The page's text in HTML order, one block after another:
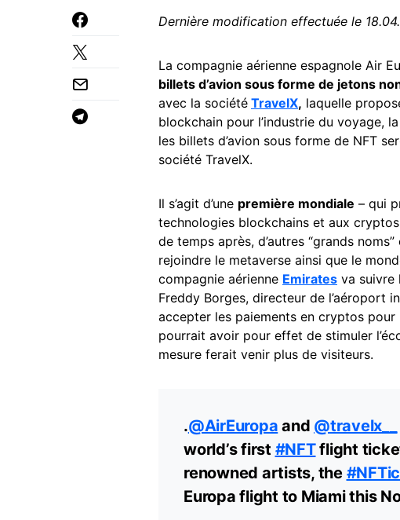
Dernière modification effectuée le
La compagnie aérienne espagnole Air
billets d’avion sous forme de jetons
avec la société TravelX, laquelle
blockchain pour l’industrie du voyage,
les billets d’avion sous forme de NFT
société TravelX.
Il s’agit d’une première mondiale – qui
technologies blockchains et aux
de temps après, d’autres “grands
rejoindre le metaverse ainsi que le
compagnie aérienne Emirates va suivre
Freddy Borges, directeur de l’aéroport
accepter les paiements en cryptos pour
pourrait avoir pour effet de stimuler
mesure ferait venir plus de visiteurs.
.@AirEuropa and @travelx__
world’s first #NFTflight
renowned artists, the
Europa flight to Miami this